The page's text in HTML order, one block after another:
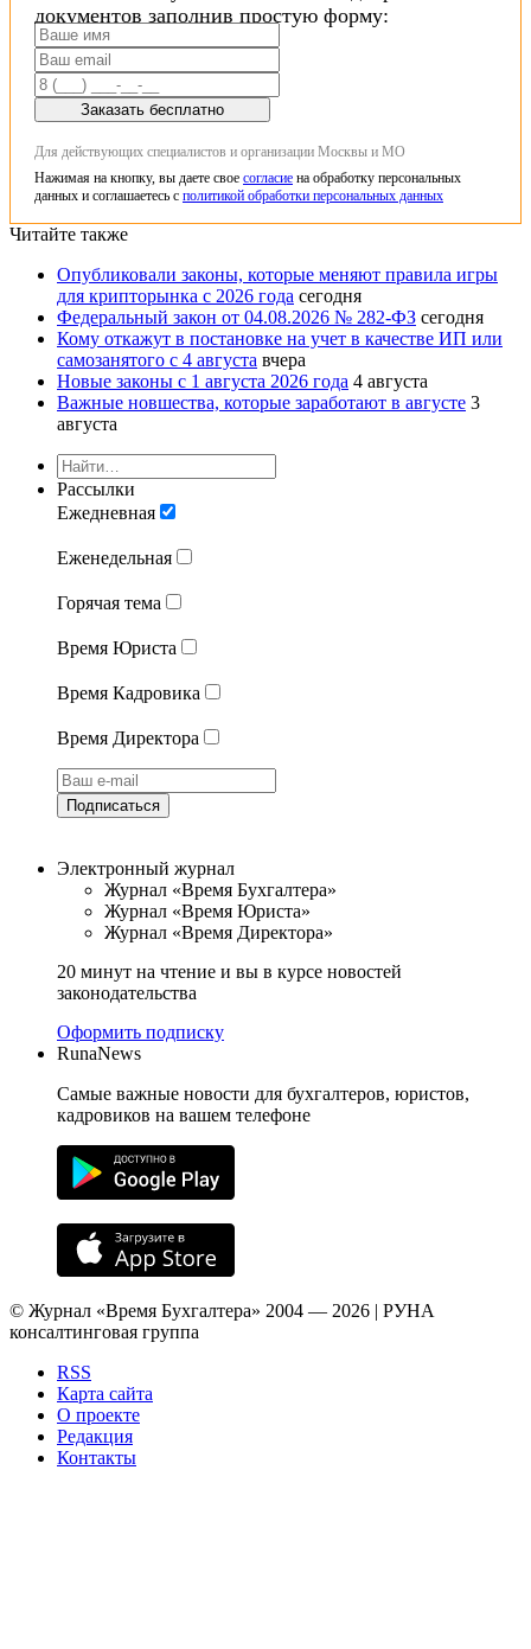
документов заполнив простую форму:
Заказать бесплатно
Для действующих специалистов и организации Москвы и МО
Нажимая на кнопку, вы даете свое согласие на обработку персональных
данных и соглашаетесь с политикой обработки персональных данных
Читайте также
Опубликовали законы, которые меняют правила игры
для крипторынка с 2026 года сегодня
Федеральный закон от 04.08.2026 № 282-ФЗ сегодня
Кому откажут в постановке на учет в качестве ИП или
самозанятого с 4 августа вчера
Новые законы с 1 августа 2026 года 4 августа
Важные новшества, которые заработают в августе 3
августа
Рассылки
Ежедневная
Еженедельная
Горячая тема
Время Юриста
Время Кадровика
Время Директора
Подписаться
Электронный журнал
Журнал «Время Бухгалтера»
Журнал «Время Юриста»
Журнал «Время Директора»
20 минут на чтение и вы в курсе новостей
законодательства
Оформить подписку
RunaNews
Самые важные новости для бухгалтеров, юристов,
кадровиков на вашем телефоне
© Журнал «Время Бухгалтера» 2004 — 2026 | РУНА
консалтинговая группа
RSS
Карта сайта
О проекте
Редакция
Контакты